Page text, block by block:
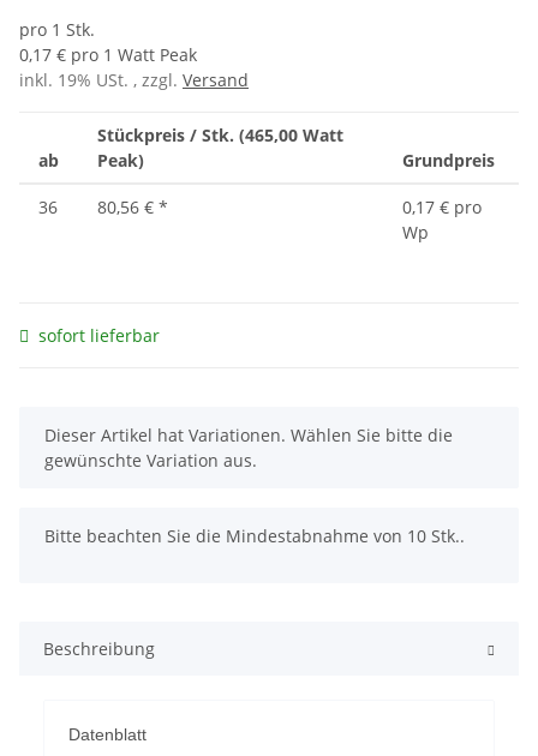
pro 1 Stk.
0,17 € pro 1 Watt Peak
inkl. 19% USt. , zzgl. Versand
ab
Stückpreis / Stk. (465,00 Watt
Peak)
Grundpreis
36 80,56 € *
0,17 € pro
Wp
sofort lieferbar
x
Dieser Artikel hat Variationen. Wählen Sie bitte die
gewünschte Variation aus.
x
Bitte beachten Sie die Mindestabnahme von 10 Stk..
Beschreibung
Datenblatt